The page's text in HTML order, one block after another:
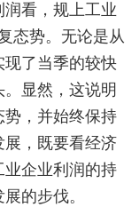
看，规上工业
态势。无论是从
了当季的较快
显然，这说明
势，并始终保持
展，既要看经济
企业利润的持
的步伐。